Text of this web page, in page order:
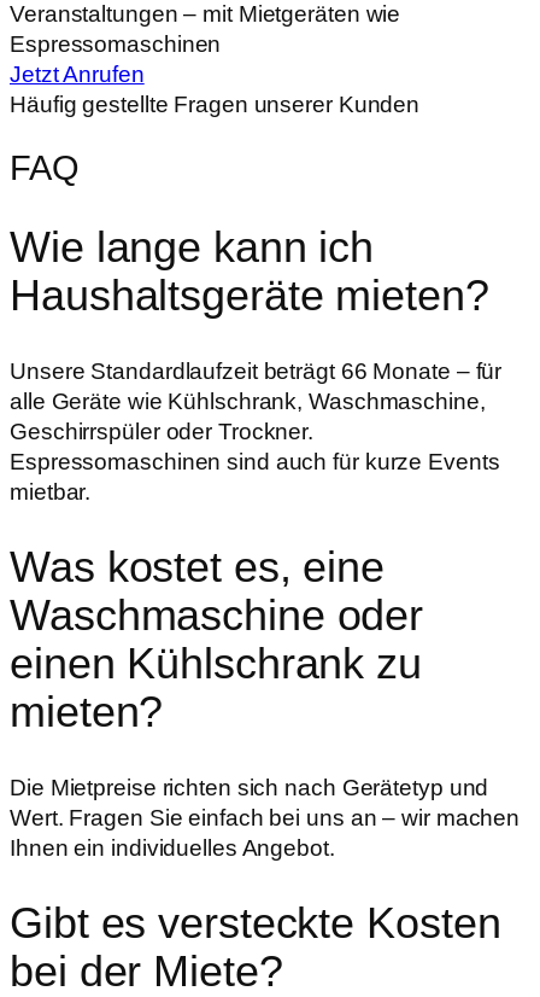
Veranstaltungen – mit Mietgeräten wie
Espressomaschinen
Jetzt Anrufen
Häufig gestellte Fragen unserer Kunden
FAQ
Wie lange kann ich
Haushaltsgeräte mieten?
Unsere Standardlaufzeit beträgt 66 Monate – für
alle Geräte wie Kühlschrank, Waschmaschine,
Geschirrspüler oder Trockner.
Espressomaschinen sind auch für kurze Events
mietbar.
Was kostet es, eine
Waschmaschine oder
einen Kühlschrank zu
mieten?
Die Mietpreise richten sich nach Gerätetyp und
Wert. Fragen Sie einfach bei uns an – wir machen
Ihnen ein individuelles Angebot.
Gibt es versteckte Kosten
bei der Miete?